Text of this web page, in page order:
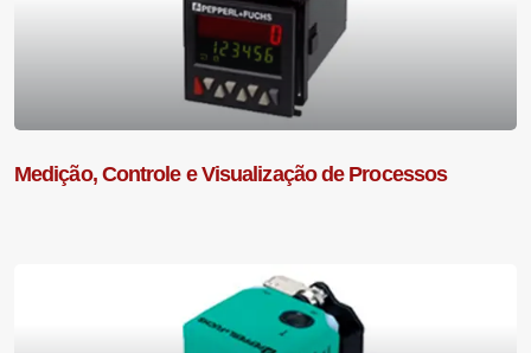
Medição, Controle e Visualização de Processos